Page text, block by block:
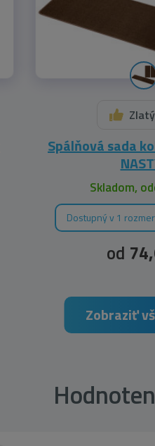
Spálňová sada
Skladom,
Dostupný v 1
od
Zobraziť